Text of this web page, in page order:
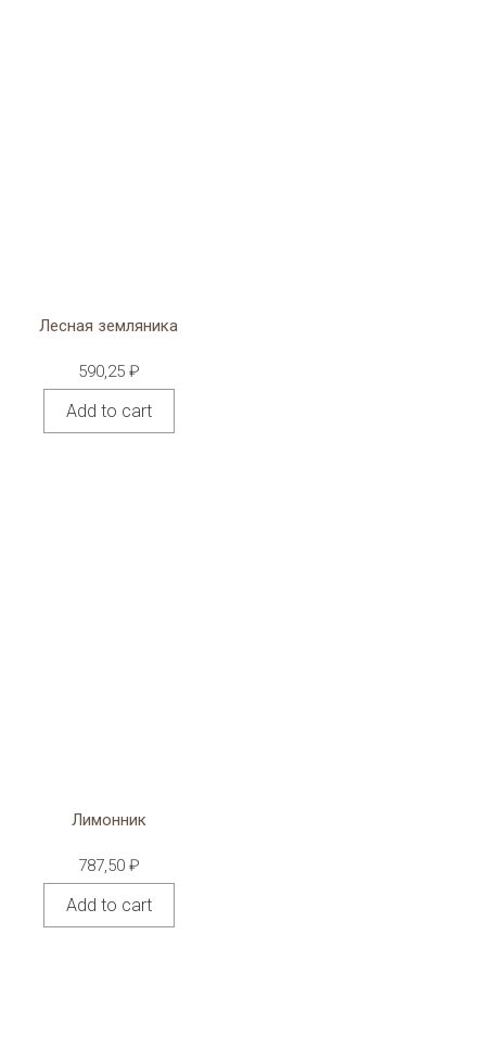
Лесная земляника
590,25 ₽
Add to cart
Лимонник
787,50 ₽
Add to cart